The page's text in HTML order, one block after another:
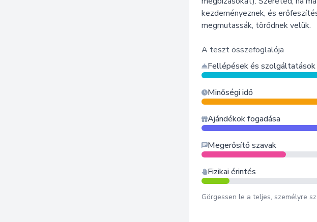
kezdeményeznek, és
megmutassák, törődnek velük.
A teszt összefoglalója
Fellépések és szolgáltatások
Minőségi idő
Ajándékok fogadása
Megerősítő szavak
Fizikai érintés
Görgessen le a teljes, személyre